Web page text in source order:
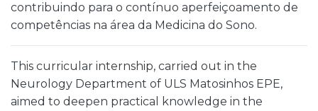
contribuindo para o contínuo aperfeiçoamento de
competências na área da Medicina do Sono.
This curricular internship, carried out in the
Neurology Department of ULS Matosinhos EPE,
aimed to deepen practical knowledge in the